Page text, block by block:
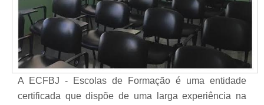
A ECFBJ - Escolas de Formação é uma entidade
certificada que dispõe de uma larga experiência na